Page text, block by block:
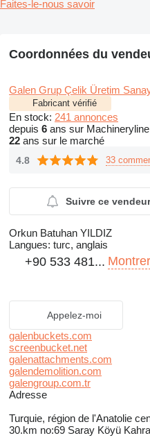
Faites-le-nous savoir
Coordonnées du
Galen Grup Çelik Üretim
Fabricant vérifié
En stock: 241 annonces
depuis 6 ans sur Machineryline
22 ans sur le marché
4.8 33
Suivre ce vendeur
Orkun Batuhan YILDIZ
Langues: turc, anglais
+90 533 481... Montrer
Appelez-moi
galenbuckets.com
screenbucket.net
galenattachments.com
galendemolition.com
galengroup.com.tr
Adresse
Turquie, région de l'Anatolie
30.km no:69 Saray Köyü